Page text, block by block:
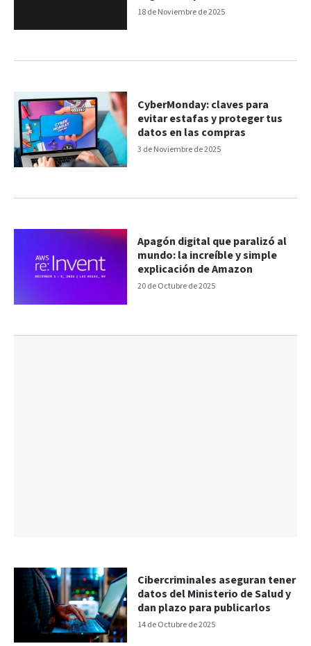
18 de Noviembre de 2025
3 de Noviembre de 2025
CyberMonday: claves para
evitar estafas y proteger tus
datos en las compras
20 de Octubre de 2025
Apagón digital que paralizó al
mundo: la increíble y simple
explicación de Amazon
14 de Octubre de 2025
Cibercriminales aseguran tener
datos del Ministerio de Salud y
dan plazo para publicarlos